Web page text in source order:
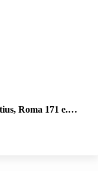
Innskrift innenfor eikeløv